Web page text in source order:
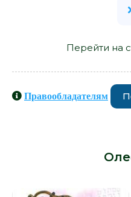
Перейти на
Правообладателям